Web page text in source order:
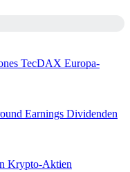
TecDAX Europa-
Earnings Dividenden
Krypto-Aktien